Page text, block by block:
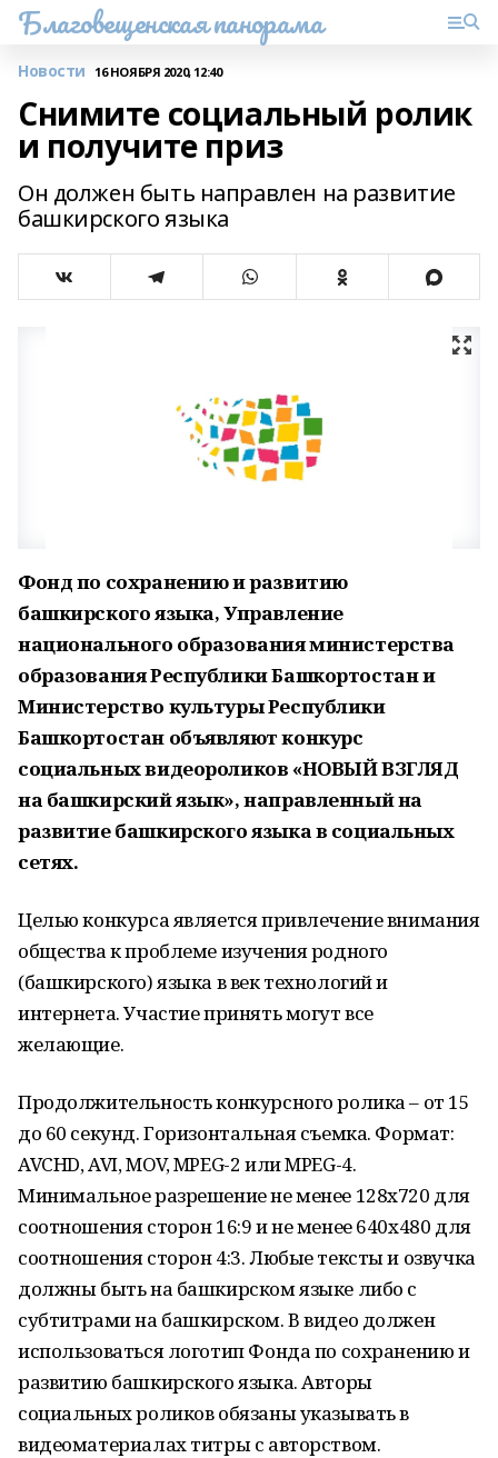
Благовещенская панорама
Новости 16 НОЯБРЯ 2020, 12:40
Снимите социальный ролик
и получите приз
Он должен быть направлен на развитие
башкирского языка
Фонд по сохранению и развитию
башкирского языка, Управление
национального образования министерства
образования Республики Башкортостан и
Министерство культуры Республики
Башкортостан объявляют конкурс
социальных видеороликов «НОВЫЙ ВЗГЛЯД
на башкирский язык», направленный на
развитие башкирского языка в социальных
сетях.
Целью конкурса является привлечение внимания
общества к проблеме изучения родного
(башкирского) языка в век технологий и
интернета. Участие принять могут все
желающие.
Продолжительность конкурсного ролика – от 15
до 60 секунд. Горизонтальная съемка. Формат:
AVCHD, AVI, MOV, MPEG-2 или MPEG-4.
Минимальное разрешение не менее 128x720 для
соотношения сторон 16:9 и не менее 640x480 для
соотношения сторон 4:3. Любые тексты и озвучка
должны быть на башкирском языке либо с
субтитрами на башкирском. В видео должен
использоваться логотип Фонда по сохранению и
развитию башкирского языка. Авторы
социальных роликов обязаны указывать в
видеоматериалах титры с авторством.